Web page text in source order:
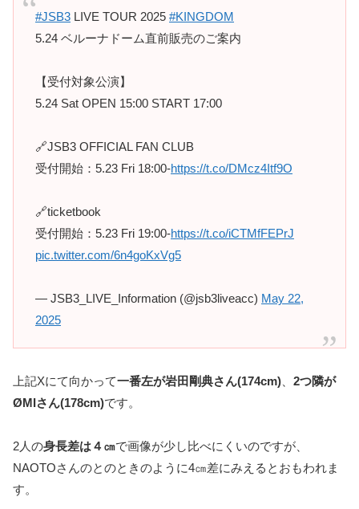
#JSB3 LIVE TOUR 2025 #KINGDOM
5.24 ベルーナドーム直前販売のご案内
【受付対象公演】
5.24 Sat OPEN 15:00 START 17:00
🔗JSB3 OFFICIAL FAN CLUB
受付開始：5.23 Fri 18:00-https://t.co/DMcz4Itf9O
🔗ticketbook
受付開始：5.23 Fri 19:00-https://t.co/iCTMfFEPrJ
pic.twitter.com/6n4goKxVg5
— JSB3_LIVE_Information (@jsb3liveacc) May 22,
2025
上記Xにて向かって一番左が岩田剛典さん(174cm)
2つ隣が
ØMIさん(178cm)です。
2人の身長差は４㎝で画像が少し比べにくいのですが、
NAOTOさんのとのときのように4㎝差にみえるとおもわれま
す。